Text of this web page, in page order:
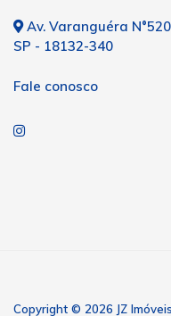
Av. Varanguéra
SP - 18132-340
Fale conosco
Copyright © 2026 JZ